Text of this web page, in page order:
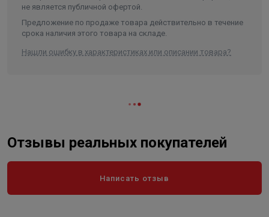
Ширина в упаковке, см. 70.000
Высота в упаковке, см. 120.000
Вес в упаковке, кг 100.000
70 см
не является публичной офертой.
Предложение по продаже товара действительно в течение
срока наличия этого товара на складе.
Нашли ошибку в характеристиках или описании товара?
Отзывы реальных покупателей
Написать отзыв